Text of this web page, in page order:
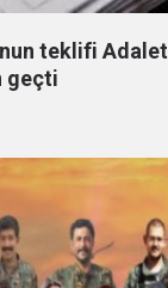
teklifi Adalet
geçti